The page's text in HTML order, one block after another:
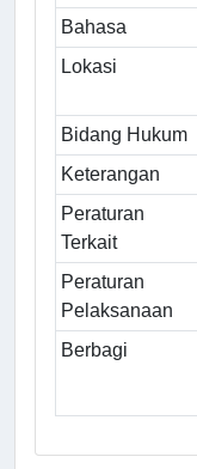
Bahasa
Lokasi
Bidang Hukum
Keterangan
Peraturan
Terkait
Peraturan
Pelaksanaan
Berbagi